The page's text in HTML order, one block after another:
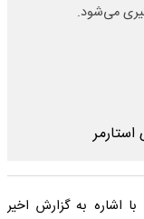
می‌شود.
اشاره به گزارش اخیر